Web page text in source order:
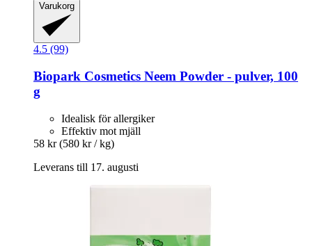
Varukorg
4.5 (99)
Biopark Cosmetics Neem Powder -​ pulver, 100
g
Idealisk för allergiker
Effektiv mot mjäll
58 kr (580 kr / kg)
Leverans till 17. augusti